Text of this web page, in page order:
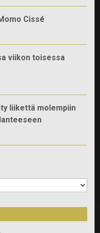
Cissé
viikon toisessa
liikettä molempiin